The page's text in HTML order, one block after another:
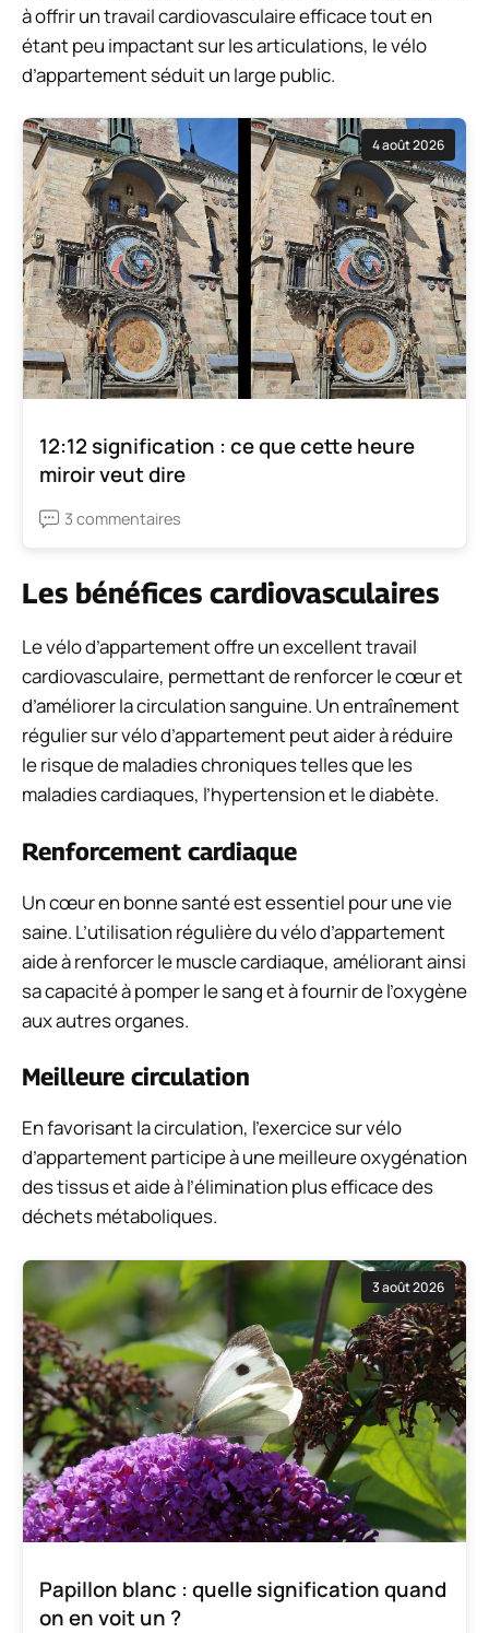
à offrir un travail cardiovasculaire efficace tout en
étant peu impactant sur les articulations, le vélo
d’appartement séduit un large public.
4 août 2026
12:12 signification : ce que cette heure
miroir veut dire
3 commentaires
Les bénéfices cardiovasculaires
Le vélo d’appartement offre un excellent travail
cardiovasculaire, permettant de renforcer le cœur et
d’améliorer la circulation sanguine. Un entraînement
régulier sur vélo d’appartement peut aider à réduire
le risque de maladies chroniques telles que les
maladies cardiaques, l’hypertension et le diabète.
Renforcement cardiaque
Un cœur en bonne santé est essentiel pour une vie
saine. L’utilisation régulière du vélo d’appartement
aide à renforcer le muscle cardiaque, améliorant ainsi
sa capacité à pomper le sang et à fournir de l’oxygène
aux autres organes.
Meilleure circulation
En favorisant la circulation, l’exercice sur vélo
d’appartement participe à une meilleure oxygénation
des tissus et aide à l’élimination plus efficace des
déchets métaboliques.
3 août 2026
Papillon blanc : quelle signification quand
on en voit un ?